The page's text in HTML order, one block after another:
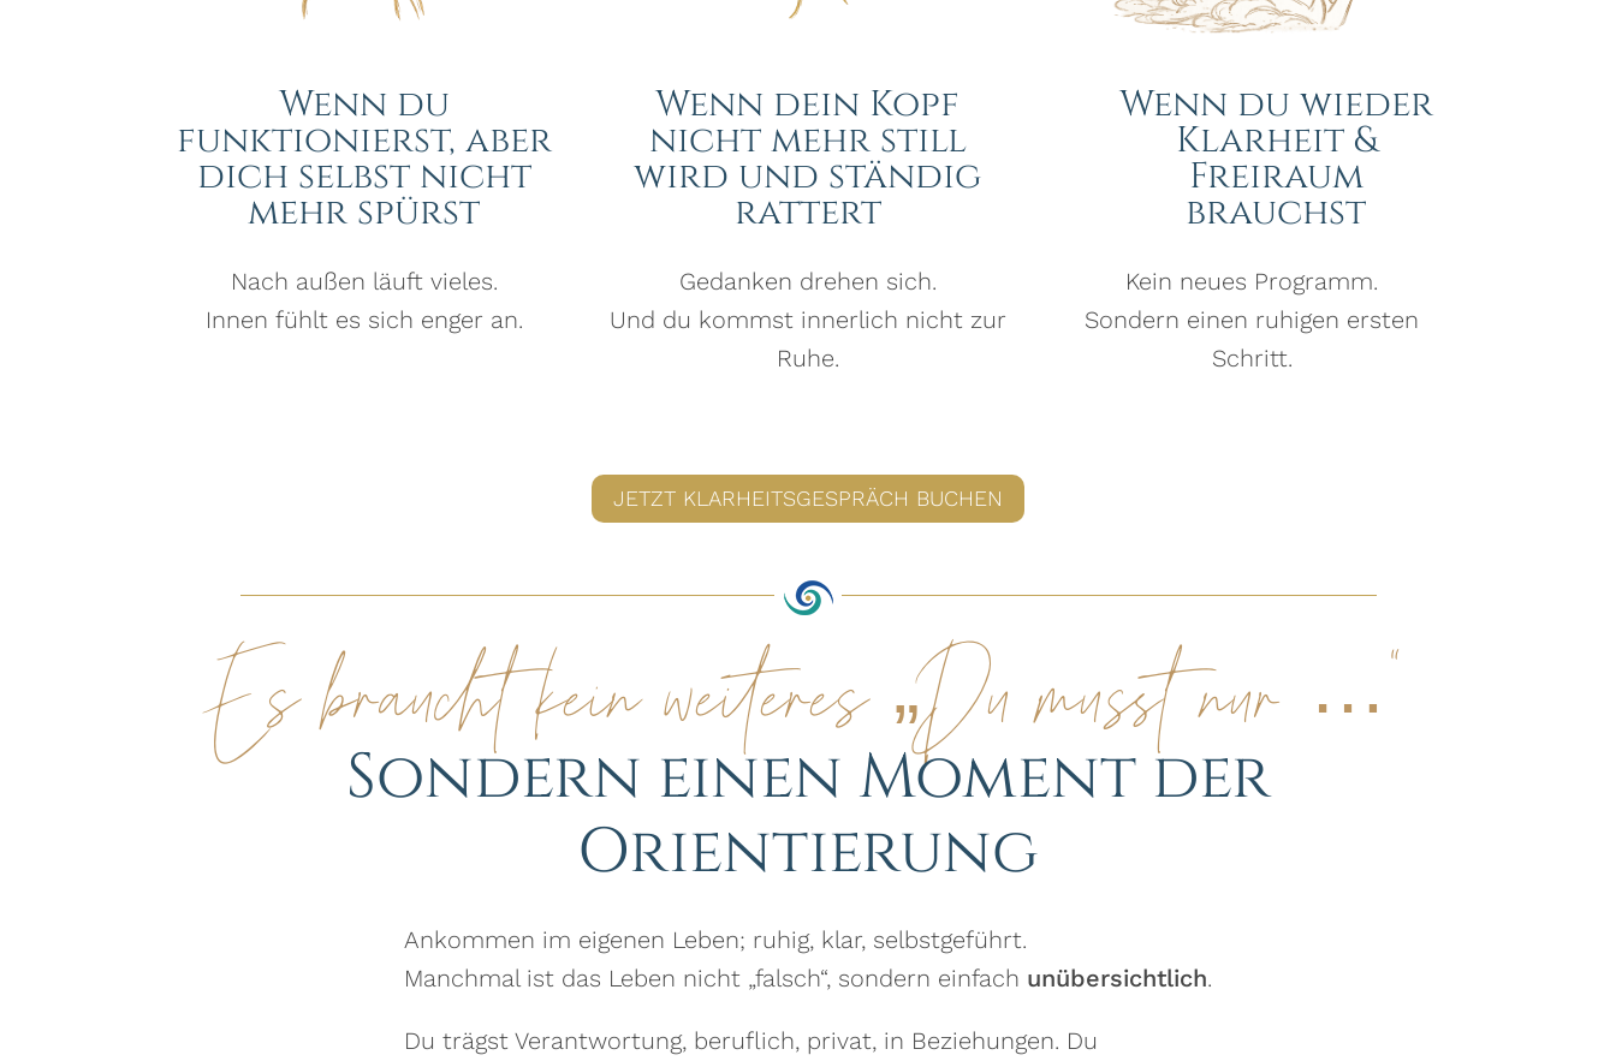
Wenn du
funktionierst, aber
dich selbst nicht
mehr spürst
Nach außen läuft vieles.
Innen fühlt es sich enger an.
Wenn dein Kopf
nicht mehr still
wird und ständig
rattert
Gedanken drehen sich.
Und du kommst innerlich nicht zur
Ruhe.
Wenn du wieder
Klarheit &
Freiraum
brauchst
Kein neues Programm.
Sondern einen ruhigen ersten
Schritt.
JETZT KLARHEITSGESPRÄCH BUCHEN
Es braucht kein weiteres „Du musst nur …“
Sondern einen Moment der
Orientierung
Ankommen im eigenen Leben; ruhig, klar, selbstgeführt.
Manchmal ist das Leben nicht „falsch“, sondern einfach unübersichtlich.
Du trägst Verantwortung, beruflich, privat, in Beziehungen. Du